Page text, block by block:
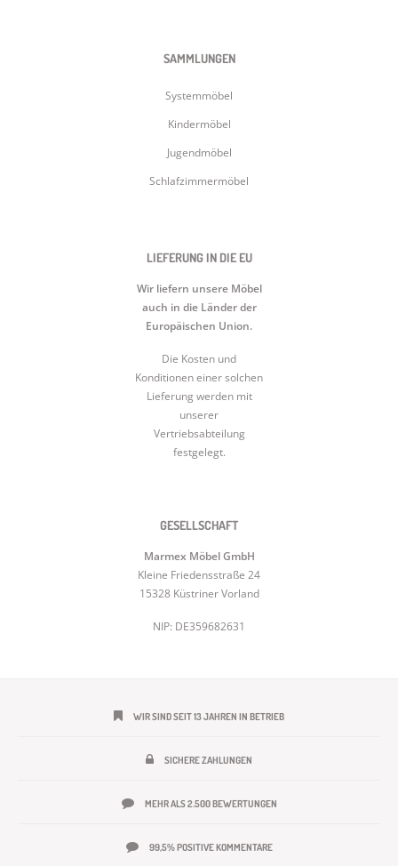
SAMMLUNGEN
Systemmöbel
Kindermöbel
Jugendmöbel
Schlafzimmermöbel
LIEFERUNG IN DIE EU
Wir liefern unsere Möbel
auch in die Länder der
Europäischen Union.
Die Kosten und
Konditionen einer solchen
Lieferung werden mit
unserer
Vertriebsabteilung
festgelegt.
GESELLSCHAFT
Marmex Möbel GmbH
Kleine Friedensstraße 24
15328 Küstriner Vorland
NIP: DE359682631
WIR SIND SEIT 13 JAHREN IN BETRIEB
SICHERE ZAHLUNGEN
MEHR ALS 2.500 BEWERTUNGEN
99,5% POSITIVE KOMMENTARE